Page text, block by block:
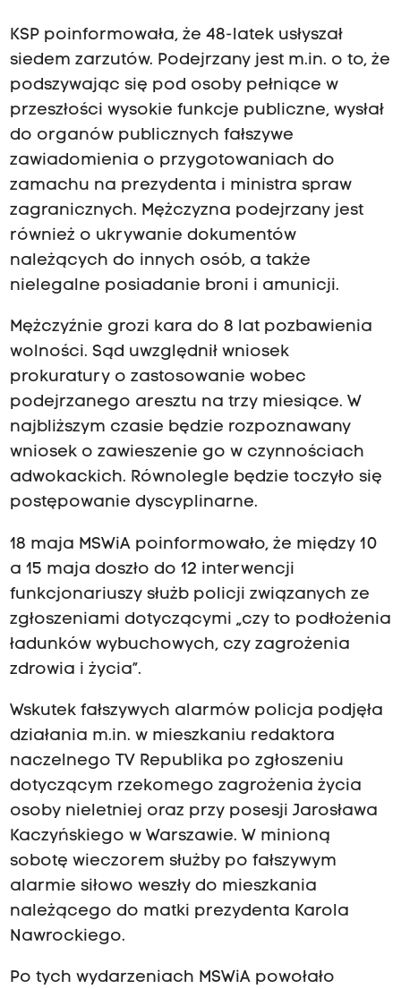
KSP poinformowała, że 48-latek usłyszał
siedem zarzutów. Podejrzany jest m.in. o to, że
podszywając się pod osoby pełniące w
przeszłości wysokie funkcje publiczne, wysłał
do organów publicznych fałszywe
zawiadomienia o przygotowaniach do
zamachu na prezydenta i ministra spraw
zagranicznych. Mężczyzna podejrzany jest
również o ukrywanie dokumentów
należących do innych osób, a także
nielegalne posiadanie broni i amunicji.
Mężczyźnie grozi kara do 8 lat pozbawienia
wolności. Sąd uwzględnił wniosek
prokuratury o zastosowanie wobec
podejrzanego aresztu na trzy miesiące. W
najbliższym czasie będzie rozpoznawany
wniosek o zawieszenie go w czynnościach
adwokackich. Równolegle będzie toczyło się
postępowanie dyscyplinarne.
18 maja MSWiA poinformowało, że między 10
a 15 maja doszło do 12 interwencji
funkcjonariuszy służb policji związanych ze
zgłoszeniami dotyczącymi „czy to podłożenia
ładunków wybuchowych, czy zagrożenia
zdrowia i życia”.
Wskutek fałszywych alarmów policja podjęła
działania m.in. w mieszkaniu redaktora
naczelnego TV Republika po zgłoszeniu
dotyczącym rzekomego zagrożenia życia
osoby nieletniej oraz przy posesji Jarosława
Kaczyńskiego w Warszawie. W minioną
sobotę wieczorem służby po fałszywym
alarmie siłowo weszły do mieszkania
należącego do matki prezydenta Karola
Nawrockiego.
Po tych wydarzeniach MSWiA powołało